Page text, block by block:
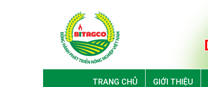
TRANG CHỦ GIỚI THIỆU